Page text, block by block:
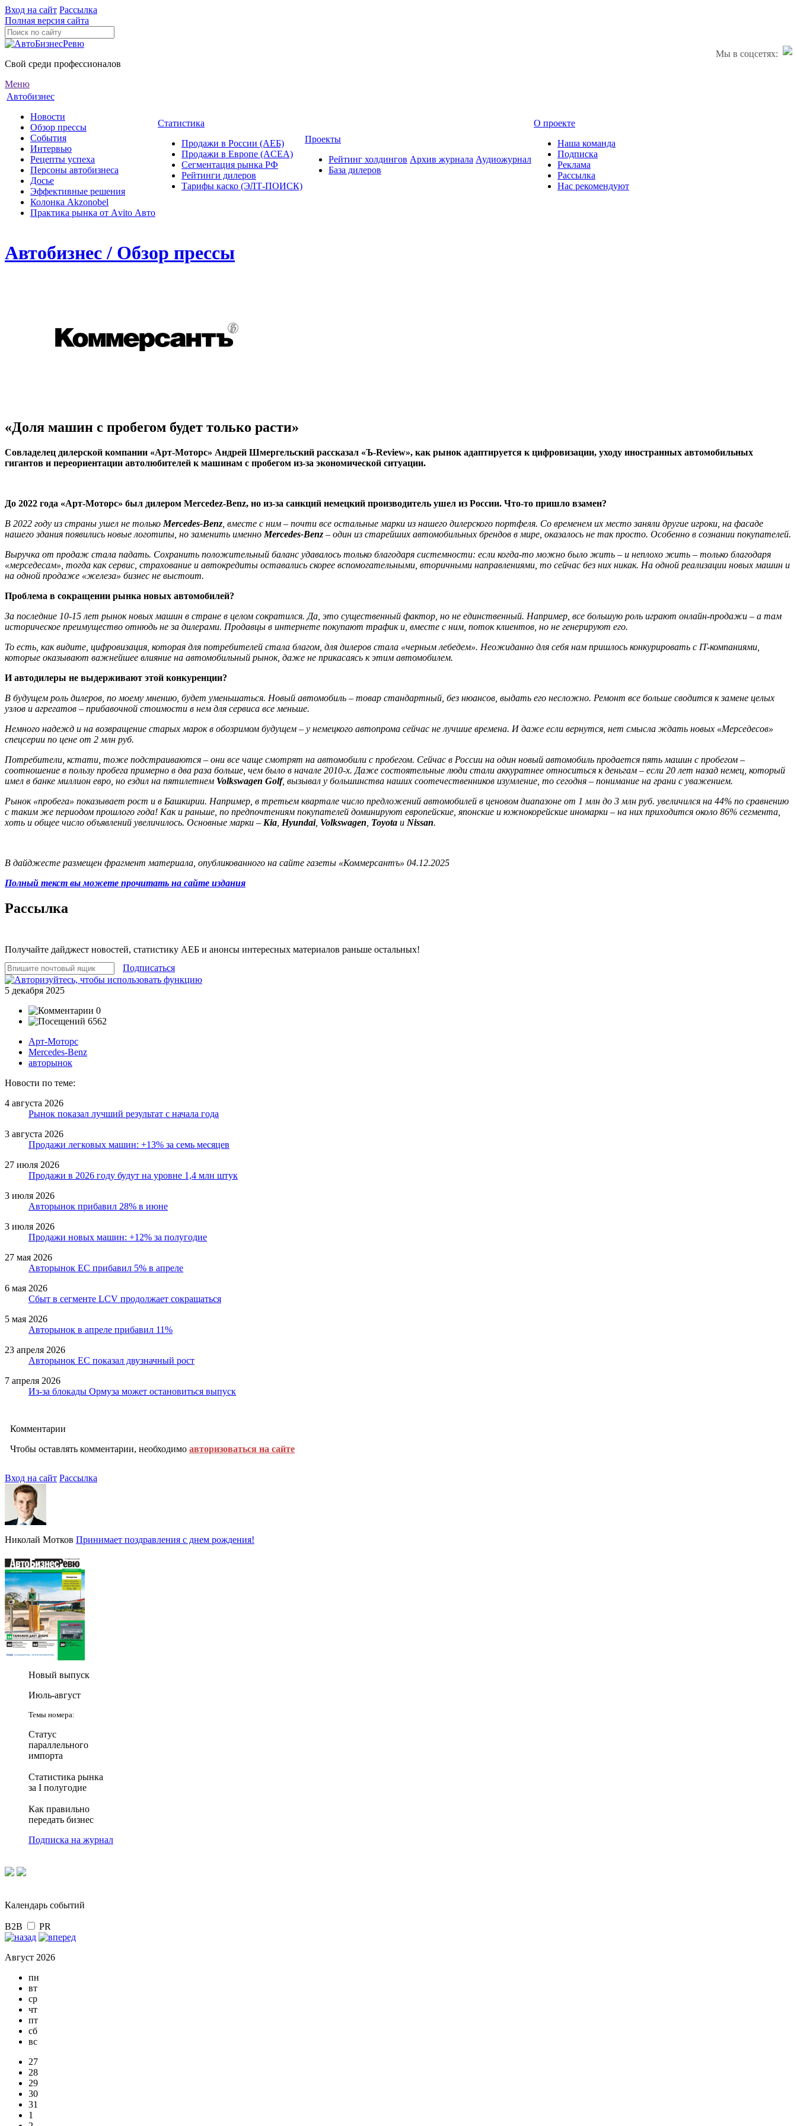
Вход на сайт Рассылка
Полная версия сайта
Мы в соцсетях:
Свой среди профессионалов
Меню
Автобизнес
Новости
Обзор прессы
События
Интервью
Рецепты успеха
Персоны автобизнеса
Досье
Эффективные решения
Колонка Akzonobel
Практика рынка от Аvito Авто
Статистика
Продажи в России (АЕБ)
Продажи в Европе (ACEA)
Сегментация рынка РФ
Рейтинги дилеров
Тарифы каско (ЭЛТ-ПОИСК)
Проекты
Рейтинг холдингов
База дилеров
Архив журнала Аудиожурнал
О проекте
Наша команда
Подписка
Реклама
Рассылка
Нас рекомендуют
Автобизнес / Обзор прессы
«Доля машин с пробегом будет только расти»
Совладелец дилерской компании «Арт-Моторс» Андрей Шмергельский рассказал «Ъ-Review», как рынок адаптируется к цифровизации, уходу иностранных автомобильных
гигантов и переориентации автолюбителей к машинам с пробегом из-за экономической ситуации.
До 2022 года «Арт-Моторс» был дилером Mercedez-Benz, но из-за санкций немецкий производитель ушел из России. Что-то пришло взамен?
В 2022 году из страны ушел не только Mercedes-Benz , вместе с ним – почти все остальные марки из нашего дилерского портфеля. Со временем их место заняли другие игроки, на фасаде
нашего здания появились новые логотипы, но заменить именно Mercedes-Benz – один из старейших автомобильных брендов в мире, оказалось не так просто. Особенно в сознании покупателей.
Выручка от продаж стала падать. Сохранить положительный баланс удавалось только благодаря системности: если когда-то можно было жить – и неплохо жить – только благодаря
«мерседесам», тогда как сервис, страхование и автокредиты оставались скорее вспомогательными, вторичными направлениями, то сейчас без них никак. На одной реализации новых машин и
на одной продаже «железа» бизнес не выстоит.
Проблема в сокращении рынка новых автомобилей?
За последние 10-15 лет рынок новых машин в стране в целом сократился. Да, это существенный фактор, но не единственный. Например, все большую роль играют онлайн-продажи – а там
историческое преимущество отнюдь не за дилерами. Продавцы в интернете покупают трафик и, вместе с ним, поток клиентов, но не генерируют его.
То есть, как видите, цифровизация, которая для потребителей стала благом, для дилеров стала «черным лебедем». Неожиданно для себя нам пришлось конкурировать с IT-компаниями,
которые оказывают важнейшее влияние на автомобильный рынок, даже не прикасаясь к этим автомобилем.
И автодилеры не выдерживают этой конкуренции?
В будущем роль дилеров, по моему мнению, будет уменьшаться. Новый автомобиль – товар стандартный, без нюансов, выдать его несложно. Ремонт все больше сводится к замене целых
узлов и агрегатов – прибавочной стоимости в нем для сервиса все меньше.
Немного надежд и на возвращение старых марок в обозримом будущем – у немецкого автопрома сейчас не лучшие времена. И даже если вернутся, нет смысла ждать новых «Мерседесов»
спецсерии по цене от 2 млн руб.
Потребители, кстати, тоже подстраиваются – они все чаще смотрят на автомобили с пробегом. Сейчас в России на один новый автомобиль продается пять машин с пробегом –
соотношение в пользу пробега примерно в два раза больше, чем было в начале 2010-х. Даже состоятельные люди стали аккуратнее относиться к деньгам – если 20 лет назад немец, который
имел в банке миллион евро, но ездил на пятилетнем Volkswagen Golf, вызывал у большинства наших соотечественников изумление, то сегодня – понимание на грани с уважением.
Рынок «пробега» показывает рост и в Башкирии. Например, в третьем квартале число предложений автомобилей в ценовом диапазоне от 1 млн до 3 млн руб. увеличился на 44% по сравнению
с таким же периодом прошлого года! Как и раньше, по предпочтениям покупателей доминируют европейские, японские и южнокорейские иномарки – на них приходится около 86% сегмента,
хоть и общее число объявлений увеличилось. Основные марки – Kia Hyundai, Volkswagen Toyota и Nissan.
В дайджесте размещен фрагмент материала, опубликованного на сайте газеты «Коммерсантъ» 04.12.2025
Полный текст вы можете прочитать на сайте издания
Рассылка
Получайте дайджест новостей, статистику АЕБ и анонсы интересных материалов раньше остальных!
Подписаться
5 декабря 2025
0
6562
Арт-Моторс
Mercedes-Benz
авторынок
Новости по теме:
4 августа 2026
Рынок показал лучший результат с начала года
3 августа 2026
Продажи легковых машин: +13% за семь месяцев
27 июля 2026
Продажи в 2026 году будут на уровне 1,4 млн штук
3 июля 2026
Авторынок прибавил 28% в июне
3 июля 2026
Продажи новых машин: +12% за полугодие
27 мая 2026
Авторынок ЕС прибавил 5% в апреле
6 мая 2026
Сбыт в сегменте LCV продолжает сокращаться
5 мая 2026
Авторынок в апреле прибавил 11%
23 апреля 2026
Авторынок ЕС показал двузначный рост
7 апреля 2026
Из-за блокады Ормуза может остановиться выпуск
Комментарии
Чтобы оставлять комментарии, необходимо авторизоваться на сайте
Вход на сайт Рассылка
Николай Мотков Принимает поздравления с днем рождения!
Новый выпуск
Июль-август
Темы номера:
Статус
параллельного
импорта
Статистика рынка
за I полугодие
Как правильно
передать бизнес
Подписка на журнал
Календарь событий
B2B PR
Август 2026
пн
вт
ср
чт
пт
сб
вс
27
28
29
30
31
1